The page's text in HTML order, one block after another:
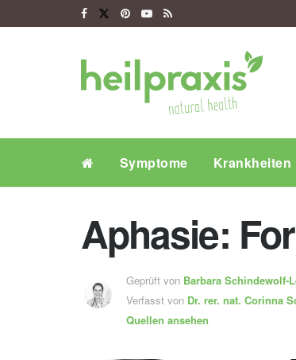
Symptome Krankheiten
Aphasie:
Geprüft von Barbara Schindewolf-
Verfasst von Dr. rer. nat. Corinna
Quellen ansehen